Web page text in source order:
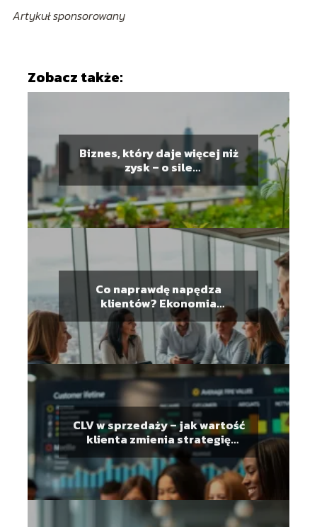
Artykuł sponsorowany
Zobacz także:
Biznes, który daje więcej niż
zysk – o sile
przedsiębiorczości
regeneracyjnej
Co naprawdę napędza
klientów? Ekonomia
behawioralna w praktyce
biznesowej
CLV w sprzedaży – jak wartość
klienta zmienia strategię
zarabiania